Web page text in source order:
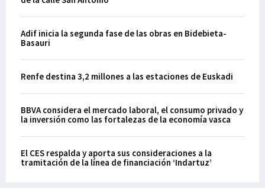
Adif inicia la segunda fase de las obras en Bidebieta-
Basauri
Renfe destina 3,2 millones a las estaciones de Euskadi
BBVA considera el mercado laboral, el consumo privado y
la inversión como las fortalezas de la economía vasca
El CES respalda y aporta sus consideraciones a la
tramitación de la línea de financiación ‘Indartuz’